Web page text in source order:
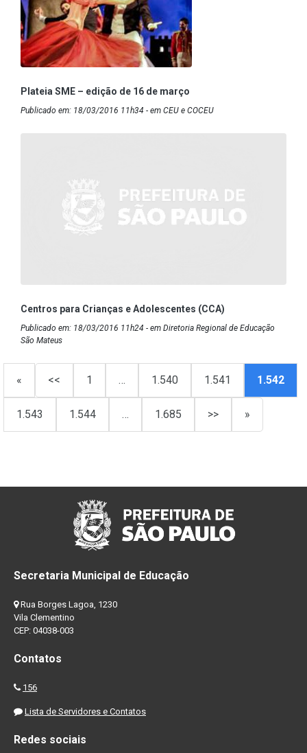
Plateia SME – edição de 16 de março
Publicado em: 18/03/2016 11h34 - em CEU e COCEU
Centros para Crianças e Adolescentes (CCA)
Publicado em: 18/03/2016 11h24 - em Diretoria Regional de Educação
São Mateus
« << 1 … 1.540 1.541 1.542
1.543 1.544 … 1.685 >> »
Secretaria Municipal de Educação
Rua Borges Lagoa, 1230
Vila Clementino
CEP: 04038-003
Contatos
156
Lista de Servidores e Contatos
Redes sociais